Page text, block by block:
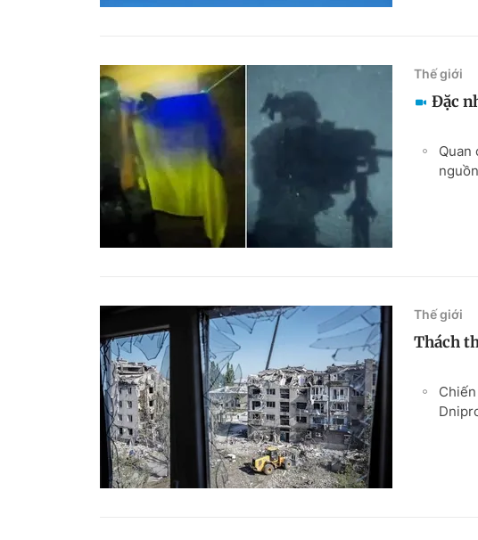
Thế giới
Đặc
Quan
Thế giới
Thách